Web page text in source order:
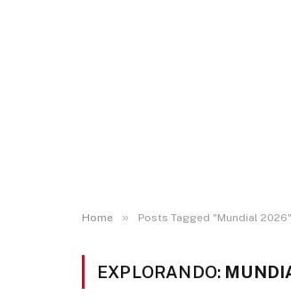
Home » Posts Tagged "Mundial 2026"
EXPLORANDO: